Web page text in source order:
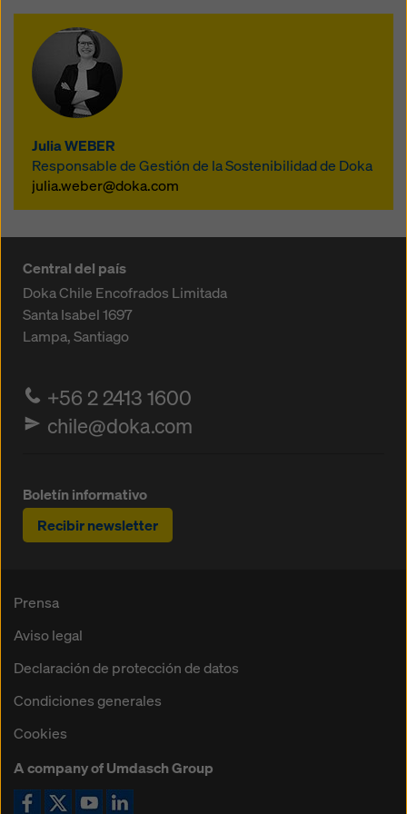
Con el objetivo de establecer un
estándar común para el cálculo del PCF
para toda la industria, hemos
compartido abiertamente nuestra
metodología de cálculo con nuestros
socios de mercado. El acuerdo sobre
normas mínimas de la
Güteschutzverband Betonschalungen
Europa e.V (GSV), es el resultado de
grupo de trabajo específico.
Julia WEBER
Responsable de Gestión de la Sostenibilidad de Doka
julia.weber@doka.com
Central del país
Doka Chile Encofrados Limitada
Santa Isabel 1697
Lampa, Santiago
+56 2 2413 1600
chile@doka.com
Boletín informativo
Recibir newsletter
Prensa
Aviso legal
Declaración de protección de datos
Condiciones generales
Cookies
A company of Umdasch Group